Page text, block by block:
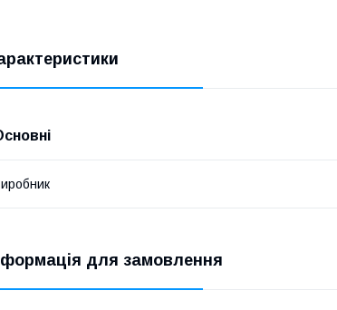
для замовлення